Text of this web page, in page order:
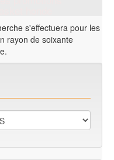
s'effectuera pour les
rayon de soixante